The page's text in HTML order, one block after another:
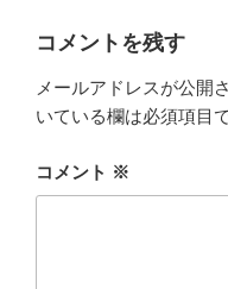
コメントを残す
メールアドレスが公開
いている欄は必須項目
コメント ※